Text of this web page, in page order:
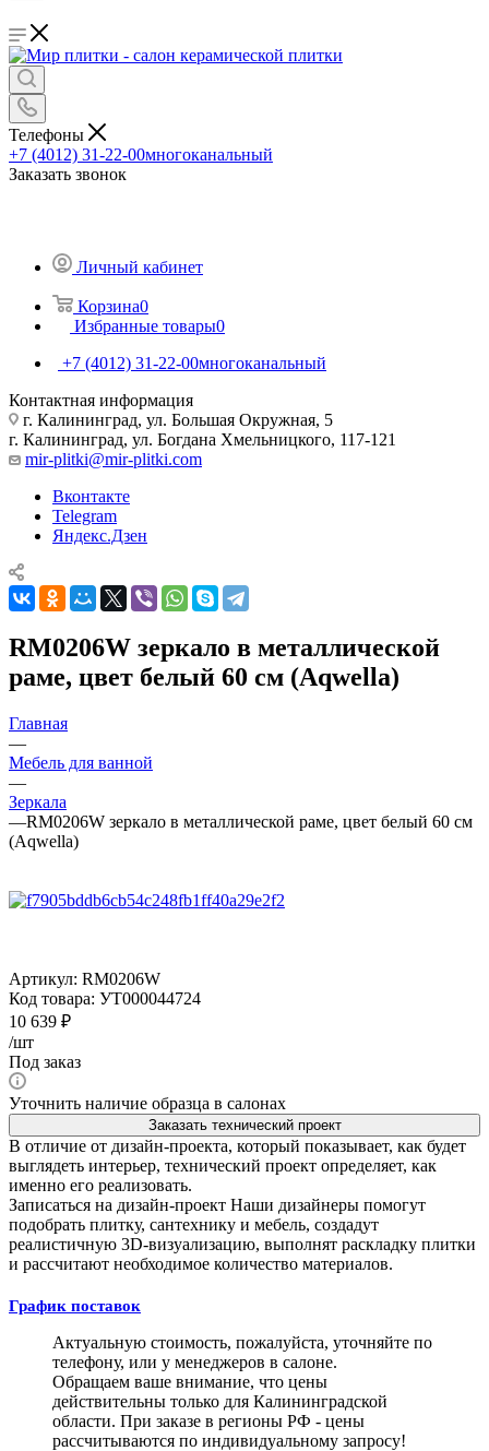
Телефоны
+7 (4012) 31-22-00многоканальный
Заказать звонок
Личный кабинет
Корзина0
Избранные товары0
+7 (4012) 31-22-00многоканальный
Контактная информация
г. Калининград, ул. Большая Окружная, 5
г. Калининград, ул. Богдана Хмельницкого, 117-121
mir-plitki@mir-plitki.com
Вконтакте
Telegram
Яндекс.Дзен
RM0206W зеркало в металлической
раме, цвет белый 60 см (Aqwella)
Главная
—
Мебель для ванной
—
Зеркала
—RM0206W зеркало в металлической раме, цвет белый 60 см
(Aqwella)
Артикул: RM0206W
Код товара: УТ000044724
10 639 ₽
/шт
Под заказ
Уточнить наличие образца в салонах
Заказать технический проект
В отличие от дизайн-проекта, который показывает, как будет
выглядеть интерьер, технический проект определяет, как
именно его реализовать.
Записаться на дизайн-проект Наши дизайнеры помогут
подобрать плитку, сантехнику и мебель, создадут
реалистичную 3D-визуализацию, выполнят раскладку плитки
и рассчитают необходимое количество материалов.
График поставок
Актуальную стоимость, пожалуйста, уточняйте по
телефону, или у менеджеров в салоне.
Обращаем ваше внимание, что цены
действительны только для Калининградской
области. При заказе в регионы РФ - цены
рассчитываются по индивидуальному запросу!